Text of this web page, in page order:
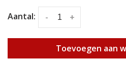
Aantal: +
-
Toevoegen aan